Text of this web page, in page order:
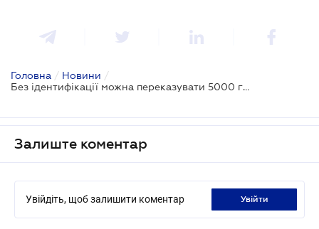
Головна / Новини /
Без ідентифікації можна переказувати 5000 гривень, а не 4999: Закон набув чинності
Залиште коментар
Увійдіть, щоб залишити коментар увійти